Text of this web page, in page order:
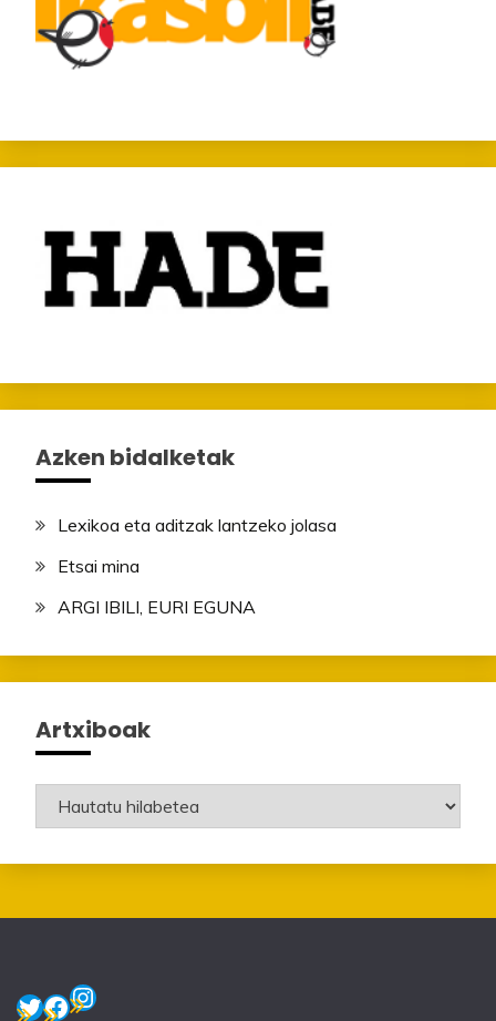
Azken bidalketak
Lexikoa eta aditzak lantzeko jolasa
Etsai mina
ARGI IBILI, EURI EGUNA
Artxiboak
Artxiboak
Twitter
Facebook
Instagram